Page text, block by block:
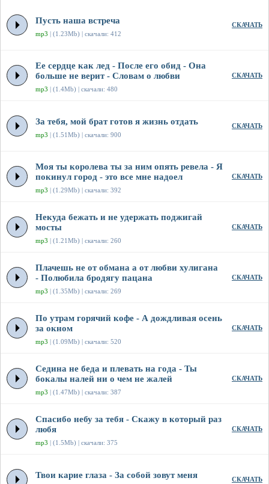
Пусть наша встреча
mp3 | (1.23Mb) | скачали: 412
СКАЧАТЬ
Ее сердце как лед - После его обид - Она
больше не верит - Словам о любви
mp3 | (1.4Mb) | скачали: 480
СКАЧАТЬ
За тебя, мой брат готов я жизнь отдать
mp3 | (1.51Mb) | скачали: 900
СКАЧАТЬ
Моя ты королева ты за ним опять ревела - Я
покинул город - это все мне надоел
mp3 | (1.29Mb) | скачали: 392
СКАЧАТЬ
Некуда бежать и не удержать поджигай
мосты
mp3 | (1.21Mb) | скачали: 260
СКАЧАТЬ
Плачешь не от обмана а от любви хулигана
- Полюбила бродягу пацана
mp3 | (1.35Mb) | скачали: 269
СКАЧАТЬ
По утрам горячий кофе - А дождливая осень
за окном
mp3 | (1.09Mb) | скачали: 520
СКАЧАТЬ
Седина не беда и плевать на года - Ты
бокалы налей ни о чем не жалей
mp3 | (1.47Mb) | скачали: 387
СКАЧАТЬ
Спасибо небу за тебя - Скажу в который раз
любя
mp3 | (1.5Mb) | скачали: 375
СКАЧАТЬ
Твои карие глаза - За собой зовут меня СКАЧАТЬ